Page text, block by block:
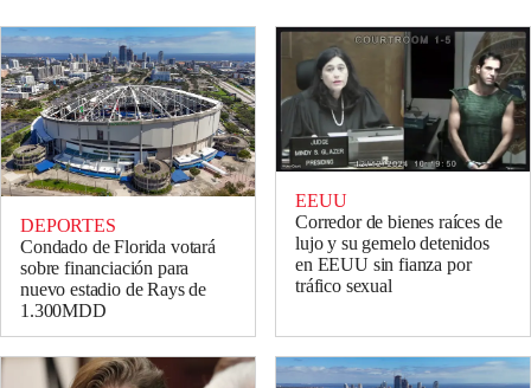
DEPORTES
Condado de Florida votará
sobre financiación para
nuevo estadio de Rays de
1.300MDD
EEUU
Corredor de bienes raíces de
lujo y su gemelo detenidos
en EEUU sin fianza por
tráfico sexual